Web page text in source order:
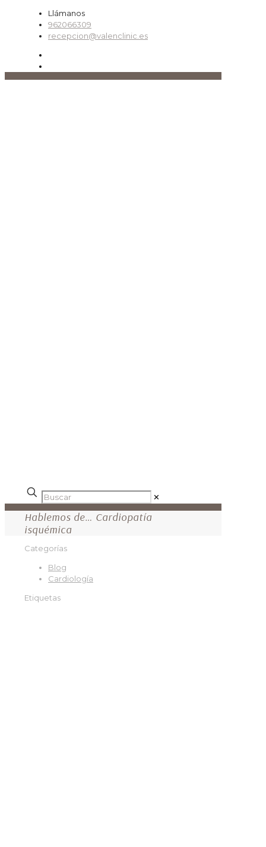
Llámanos
962066309
recepcion@valenclinic.es
✕
Hablemos de… Cardiopatía
isquémica
Categorías
Blog
Cardiología
Etiquetas